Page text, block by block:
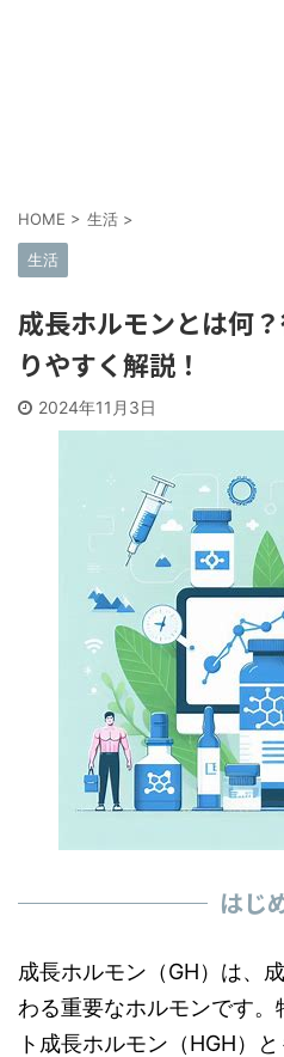
HOME > 生活 >
生活
成長ホルモンとは何
りやすく解説！
2024年11月3日
はじ
成長ホルモン（GH）は、
わる重要なホルモンです
ト成長ホルモン（HGH）